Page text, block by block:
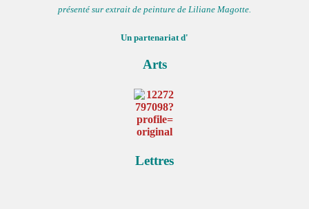
présenté sur extrait de peinture de Liliane Magotte.
Un partenariat d'
Arts
Lettres